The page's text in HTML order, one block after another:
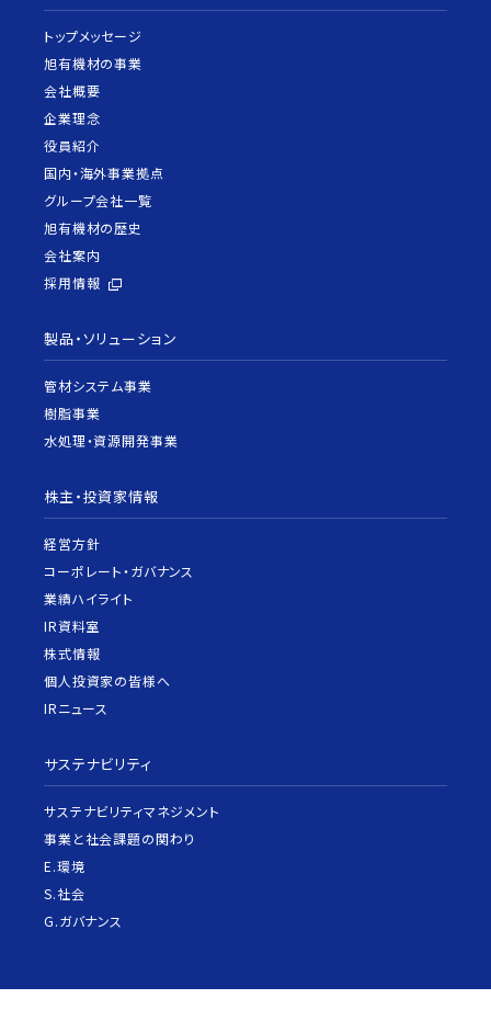
トップメッセージ
旭有機材の事業
会社概要
企業理念
役員紹介
国内・海外事業拠点
グループ会社一覧
旭有機材の歴史
会社案内
採用情報
製品・ソリューション
管材システム事業
樹脂事業
水処理・資源開発事業
株主・投資家情報
経営方針
コーポレート・ガバナンス
業績ハイライト
IR資料室
株式情報
個人投資家の皆様へ
IRニュース
サステナビリティ
サステナビリティマネジメント
事業と社会課題の関わり
E.環境
S.社会
G.ガバナンス